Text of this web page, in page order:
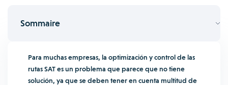
Sommaire
Para muchas empresas, la optimización ycontrol de las
rutas SATes un problema que parece que no tiene
solución, ya que se deben tener en cuenta multitud de